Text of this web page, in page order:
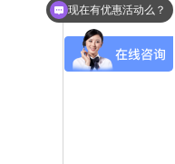
可以介绍下你们的产品么？